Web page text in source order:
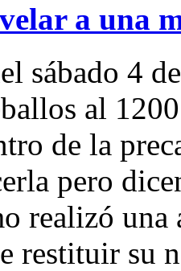
a una
sábado 4
al
de la
pero
realizó
restituir su